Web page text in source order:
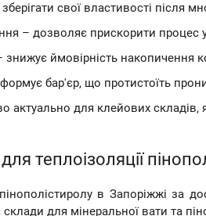
зберігати свої властивості
– дозволяє прискорити процес
ймовірність накопичення
формує бар'єр, що протистоїть
актуально для клейових
теплоізоляції
в Запоріжжі за
для мінеральної вати та